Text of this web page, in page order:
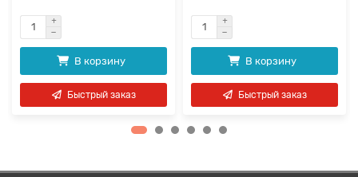
В корзину
Быстрый заказ
В корзину
Быстрый заказ